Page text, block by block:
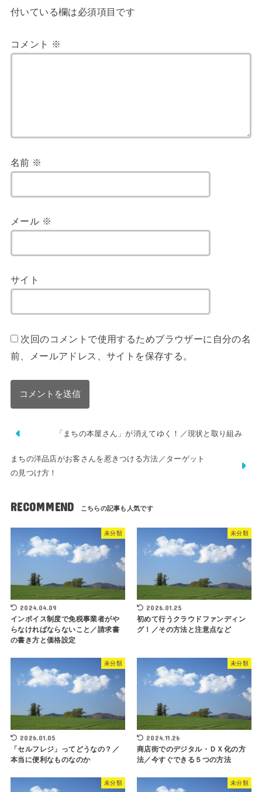
付いている欄は必須項目です
コメント ※
名前 ※
メール ※
サイト
次回のコメントで使用するためブラウザーに自分の名
前、メールアドレス、サイトを保存する。
「まちの本屋さん」が消えてゆく！／現状と取り組み
まちの洋品店がお客さんを惹きつける方法／ターゲット
の見つけ方！
RECOMMEND
未分類
2024.04.09
インボイス制度で免税事業者がや
らなければならないこと／請求書
の書き方と価格設定
未分類
2026.01.25
初めて行うクラウドファンディン
グ！／その方法と注意点など
未分類
2026.01.05
「セルフレジ」ってどうなの？／
本当に便利なものなのか
未分類
2024.11.26
商店街でのデジタル・ＤＸ化の方
法／今すぐできる５つの方法
未分類 未分類